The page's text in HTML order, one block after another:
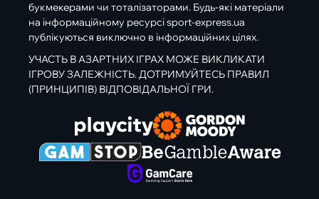
букмекерами чи тоталізаторами. Будь-які матеріали
на інформаційному ресурсі sport-express.ua
публікуються виключно в інформаційних цілях.
УЧАСТЬ В АЗАРТНИХ ІГРАХ МОЖЕ ВИКЛИКАТИ
ІГРОВУ ЗАЛЕЖНІСТЬ. ДОТРИМУЙТЕСЬ ПРАВИЛ
(ПРИНЦИПІВ) ВІДПОВІДАЛЬНОЇ ГРИ.